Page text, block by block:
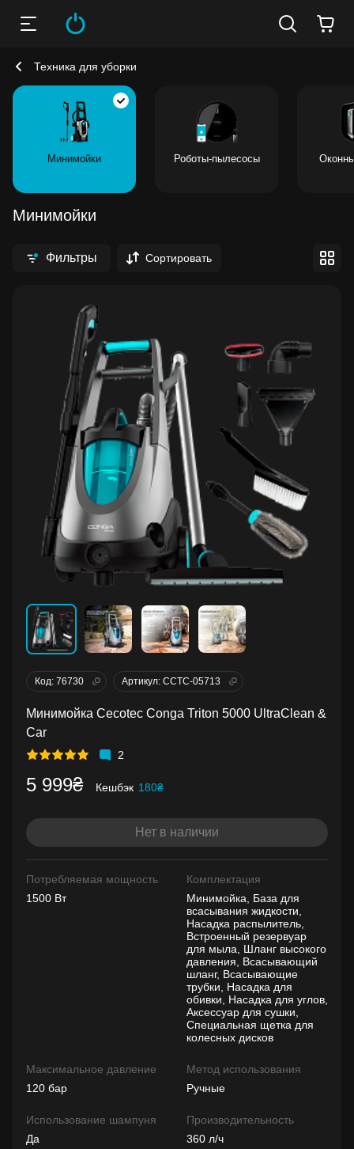
Техника для уборки
Роботы-пылесосы
Минимойки
Минимойки
Фильтры Сортировать
Код: 76730 Артикул: CCTC-05713
Минимойка Cecotec Conga Triton 5000 UltraClean &
Car
2
5 999₴ Кешбэк 180₴
Нет в наличии
Потребляемая мощность
1500 Вт
Комплектация
Минимойка, База для
всасывания жидкости,
Насадка распылитель,
Встроенный резервуар
для мыла, Шланг высокого
давления, Всасывающий
шланг, Всасывающие
трубки, Насадка для
обивки, Насадка для углов,
Аксессуар для сушки,
Специальная щетка для
колесных дисков
Максимальное давление
120 бар
Метод использования
Ручные
Использование шампуня
Да
Производительность
360 л/ч